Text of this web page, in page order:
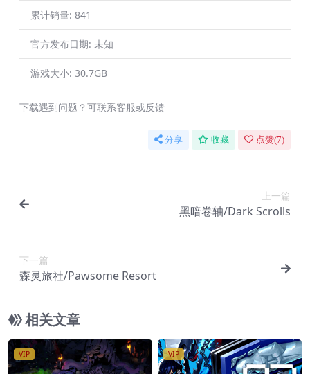
累计销量: 841
官方发布日期: 未知
游戏大小: 30.7GB
下载遇到问题？可联系客服或反馈
分享 收藏 点赞(7)
上一篇
黑暗卷轴/Dark Scrolls
下一篇
森灵旅社/Pawsome Resort
相关文章
VIP VIP